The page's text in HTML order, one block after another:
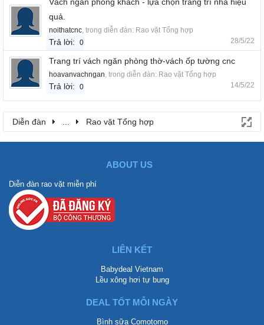
Vách ngăn phòng khách - lựa chọn trang trí nhà hiệu
quả.
noithatcnc, trong diễn đàn: Rao vặt Tổng hợp
Trả lời: 0 28/5/22
Trang trí vách ngăn phòng thờ-vách ốp tường cnc
hoavanvachngan, trong diễn đàn: Rao vặt Tổng hợp
Trả lời: 0 14/5/22
Diễn đàn ... Rao vặt Tổng hợp
ABOUT US
Diễn đàn rao vặt miễn phí
LIÊN KẾT
Babydeal Vietnam
Lều xông hơi tự bung
DEAL TỐT MỖI NGÀY
Bình sữa Comotomo